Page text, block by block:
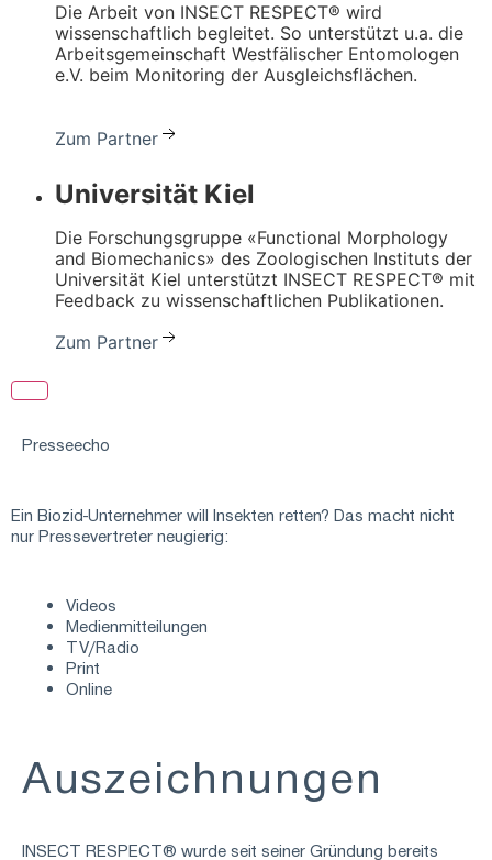
Die Arbeit von INSECT RESPECT® wird
wissenschaftlich begleitet. So unterstützt u.a. die
Arbeitsgemeinschaft Westfälischer Entomologen
e.V. beim Monitoring der Ausgleichsflächen.
Zum Partner
Universität Kiel
Die Forschungsgruppe «Functional Morphology
and Biomechanics» des Zoologischen Instituts der
Universität Kiel unterstützt INSECT RESPECT® mit
Feedback zu wissenschaftlichen Publikationen.
Zum Partner
Presseecho
Ein Biozid-Unternehmer will Insekten retten? Das macht nicht
nur Pressevertreter neugierig:
Videos
Medienmitteilungen
TV/Radio
Print
Online
Aus­zeichnungen
INSECT RESPECT® wurde seit seiner Gründung bereits